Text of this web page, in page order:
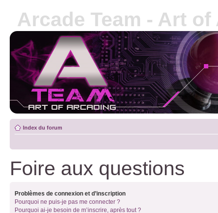
Arcade Team - Art
Index du forum
Foire aux questions
Problèmes de connexion et d’inscription
Pourquoi ne puis-je pas me connecter ?
Pourquoi ai-je besoin de m’inscrire, après tout ?